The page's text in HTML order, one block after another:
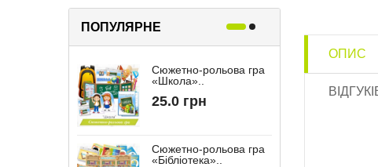
ПОПУЛЯРНЕ
Сюжетно-рольова гра
«Школа»..
25.0 грн
Сюжетно-рольова гра
«Бібліотека»..
10.0
ОПИС